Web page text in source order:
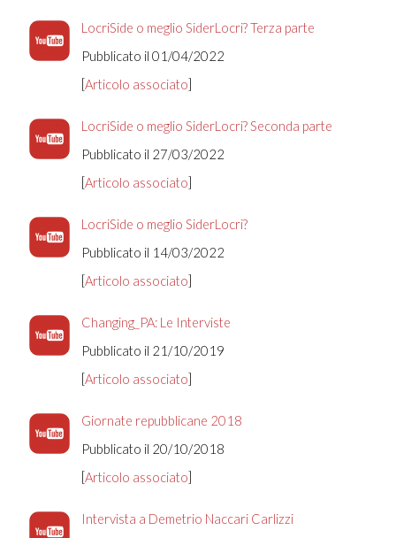
LocriSide o meglio SiderLocri? Terza parte
Pubblicato il 01/04/2022
[Articolo associato]
LocriSide o meglio SiderLocri? Seconda parte
Pubblicato il 27/03/2022
[Articolo associato]
LocriSide o meglio SiderLocri?
Pubblicato il 14/03/2022
[Articolo associato]
Changing_PA: Le Interviste
Pubblicato il 21/10/2019
[Articolo associato]
Giornate repubblicane 2018
Pubblicato il 20/10/2018
[Articolo associato]
Intervista a Demetrio Naccari Carlizzi